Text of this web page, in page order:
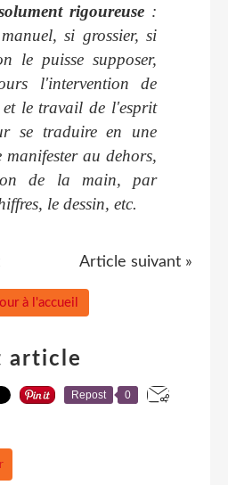
rigoureuse :
si grossier, si
le puisse supposer,
l'intervention de
le travail de l'esprit
se traduire en une
au dehors,
de la main, par
le dessin, etc.
Article suivant »
à l'accueil
article
Repost 0